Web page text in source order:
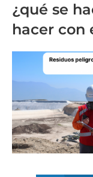
¿qué se
hacer con